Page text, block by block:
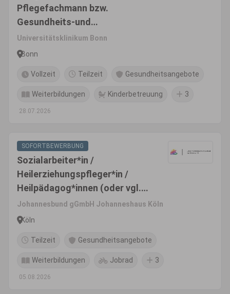
Pflegefachmann bzw.
Gesundheits-und
Krankenpfleger*In (m/w/d)
Universitätsklinikum Bonn
Bonn
Vollzeit Teilzeit Gesundheitsangebote
Weiterbildungen Kinderbetreuung 3
28.07.2026
SOFORTBEWERBUNG
Sozialarbeiter*in /
Heilerziehungspfleger*in /
Heilpädagog*innen (oder vgl.)
(m/w/d)
Johannesbund gGmbH Johanneshaus Köln
Köln
Teilzeit Gesundheitsangebote
Weiterbildungen Jobrad 3
05.08.2026